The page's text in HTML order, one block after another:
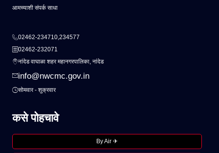
आमच्याशी संपर्क साधा
02462-234710,234577
02462-232071
नांदेड वाघाळा शहर महानगरपालिका, नांदेड
info@nwcmc.gov.in
सोमवार - शुक्रवार
कसे पोहचावे
By Air ✈